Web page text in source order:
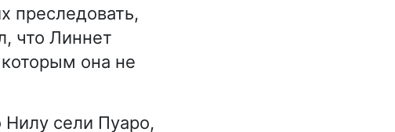
преследовать,
что Линнет
которым она не
Нилу сели Пуаро,